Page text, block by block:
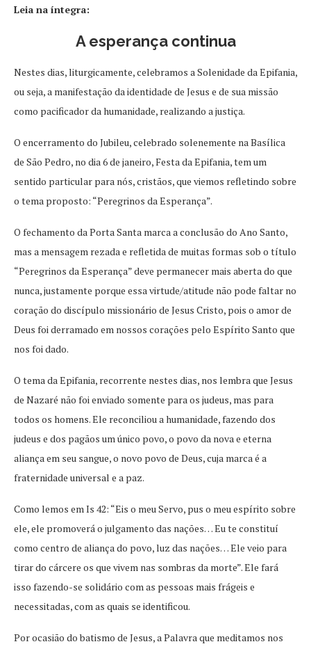
Leia na íntegra:
A esperança continua
Nestes dias, liturgicamente, celebramos a Solenidade da Epifania,
ou seja, a manifestação da identidade de Jesus e de sua missão
como pacificador da humanidade, realizando a justiça.
O encerramento do Jubileu, celebrado solenemente na Basílica
de São Pedro, no dia 6 de janeiro, Festa da Epifania, tem um
sentido particular para nós, cristãos, que viemos refletindo sobre
o tema proposto: “Peregrinos da Esperança”.
O fechamento da Porta Santa marca a conclusão do Ano Santo,
mas a mensagem rezada e refletida de muitas formas sob o título
“Peregrinos da Esperança” deve permanecer mais aberta do que
nunca, justamente porque essa virtude/atitude não pode faltar no
coração do discípulo missionário de Jesus Cristo, pois o amor de
Deus foi derramado em nossos corações pelo Espírito Santo que
nos foi dado.
O tema da Epifania, recorrente nestes dias, nos lembra que Jesus
de Nazaré não foi enviado somente para os judeus, mas para
todos os homens. Ele reconciliou a humanidade, fazendo dos
judeus e dos pagãos um único povo, o povo da nova e eterna
aliança em seu sangue, o novo povo de Deus, cuja marca é a
fraternidade universal e a paz.
Como lemos em Is 42: “Eis o meu Servo, pus o meu espírito sobre
ele, ele promoverá o julgamento das nações… Eu te constituí
como centro de aliança do povo, luz das nações… Ele veio para
tirar do cárcere os que vivem nas sombras da morte”. Ele fará
isso fazendo-se solidário com as pessoas mais frágeis e
necessitadas, com as quais se identificou.
Por ocasião do batismo de Jesus, a Palavra que meditamos nos